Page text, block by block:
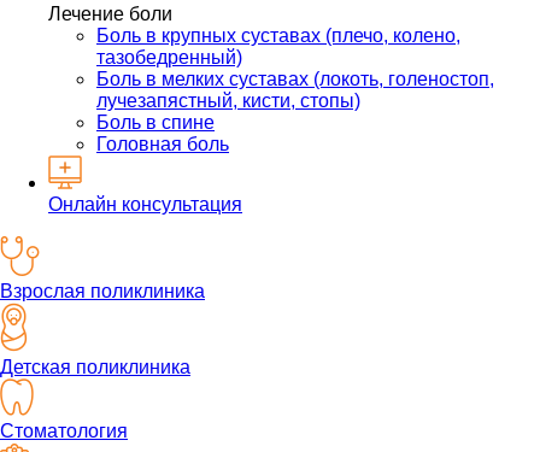
Лечение боли
Боль в крупных суставах (плечо, колено,
тазобедренный)
Боль в мелких суставах (локоть, голеностоп,
лучезапястный, кисти, стопы)
Боль в спине
Головная боль
Онлайн консультация
Взрослая поликлиника
Детская поликлиника
Стоматология